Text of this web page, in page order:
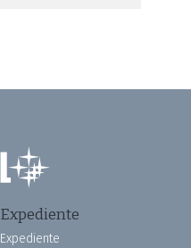
Expediente
Expediente